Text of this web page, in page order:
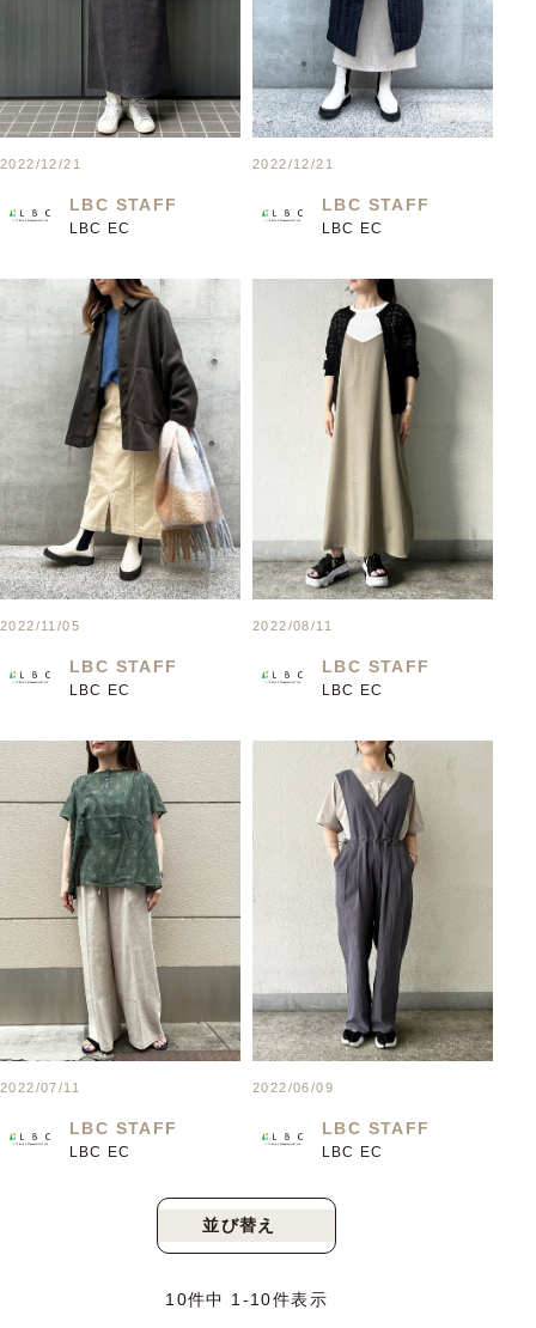
2022/12/21
LBC STAFF
LBC EC
2022/12/21
LBC STAFF
LBC EC
2022/11/05
LBC STAFF
LBC EC
2022/08/11
LBC STAFF
LBC EC
2022/07/11
LBC STAFF
LBC EC
2022/06/09
LBC STAFF
LBC EC
並び替え
10件中 1 -10件表示